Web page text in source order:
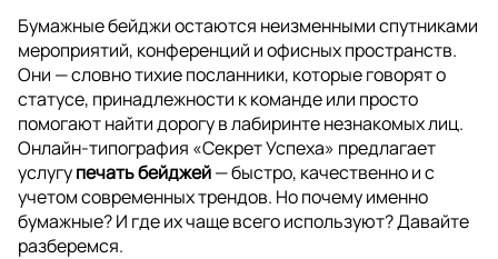
Бумажные бейджи остаются неизменными спутниками
мероприятий, конференций и офисных пространств.
Они — словно тихие посланники, которые говорят о
статусе, принадлежности к команде или просто
помогают найти дорогу в лабиринте незнакомых лиц.
Онлайн-типография «Секрет Успеха» предлагает
услугупечать бейджей— быстро, качественно и с
учетом современных трендов. Но почему именно
бумажные? И где их чаще всего используют? Давайте
разберемся.